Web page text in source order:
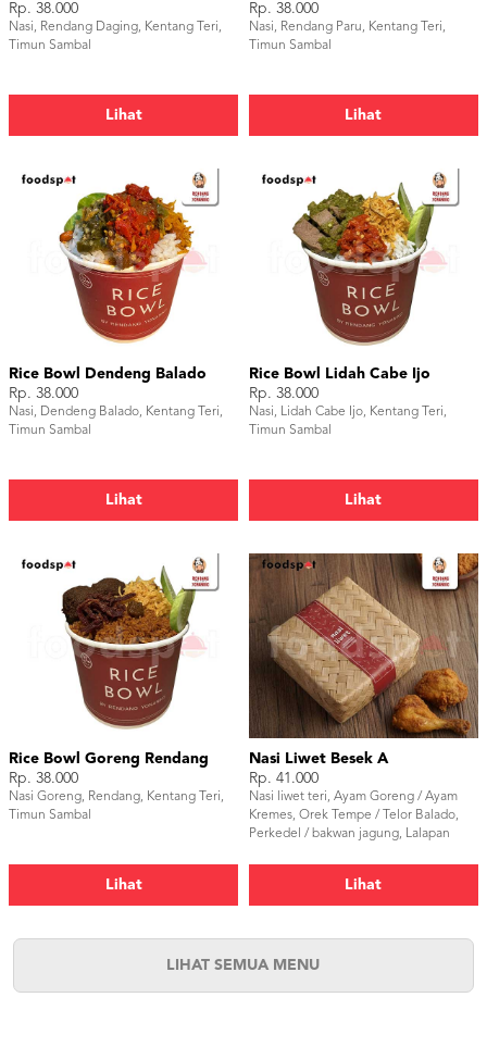
Rp. 38.000
Nasi, Rendang Daging, Kentang Teri,
Timun Sambal
Lihat
Rp. 38.000
Nasi, Rendang Paru, Kentang Teri,
Timun Sambal
Lihat
Rice Bowl Dendeng Balado
Rp. 38.000
Nasi, Dendeng Balado, Kentang Teri,
Timun Sambal
Lihat
Rice Bowl Lidah Cabe Ijo
Rp. 38.000
Nasi, Lidah Cabe Ijo, Kentang Teri,
Timun Sambal
Lihat
Rice Bowl Goreng Rendang
Rp. 38.000
Nasi Goreng, Rendang, Kentang Teri,
Timun Sambal
Lihat
Nasi Liwet Besek A
Rp. 41.000
Nasi liwet teri, Ayam Goreng / Ayam
Kremes, Orek Tempe / Telor Balado,
Perkedel / bakwan jagung, Lalapan
Lihat
LIHAT SEMUA MENU